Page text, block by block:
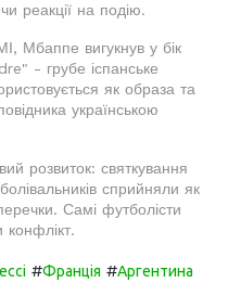
реакції на подію.
Мбаппе вигукнув у бік
- грубе іспанське
як образа та
українською
розвиток: святкування
сприйняли як
Самі футболісти
#Франція #Аргентина